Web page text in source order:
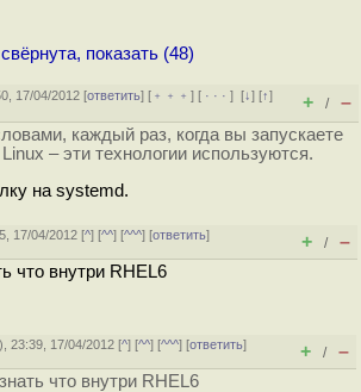
показать (48)
17/04/2012 [ответить] [ ﹢﹢﹢] [ · · ·][↓] [↑]
+ / –
каждый раз, когда вы запускаете
– эти технологии используются.
на systemd.
17/04/2012 [^] [^^] [^^^] [ответить]
+ / –
что внутри RHEL6
), 23:39, 17/04/2012 [^] [^^] [^^^] [ответить]
+ / –
что внутри RHEL6